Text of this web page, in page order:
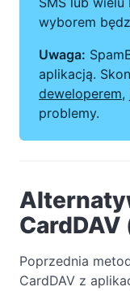
wyborem
Uwaga:
aplikacją.
deweloperem,
problemy.
CardDAV
Poprzednia
CardDAV z